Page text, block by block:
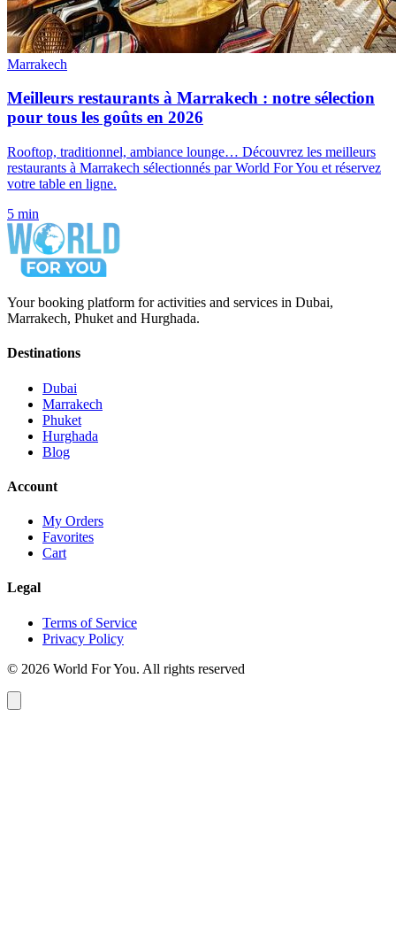
Marrakech
Meilleurs restaurants à Marrakech : notre sélection
pour tous les goûts en 2026
Rooftop, traditionnel, ambiance lounge… Découvrez les meilleurs
restaurants à Marrakech sélectionnés par World For You et réservez
votre table en ligne.
5 min
Your booking platform for activities and services in Dubai,
Marrakech, Phuket and Hurghada.
Destinations
Dubai
Marrakech
Phuket
Hurghada
Blog
Account
My Orders
Favorites
Cart
Legal
Terms of Service
Privacy Policy
© 2026 World For You. All rights reserved